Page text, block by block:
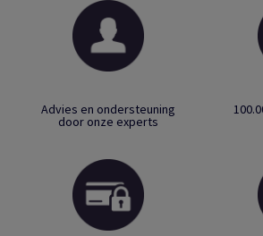
Advies en ondersteuning
door onze experts